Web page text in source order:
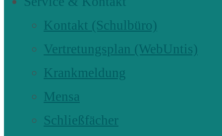
Kontakt (Schulbüro)
Vertretungsplan (WebUntis)
Krankmeldung
Mensa
Schließfächer